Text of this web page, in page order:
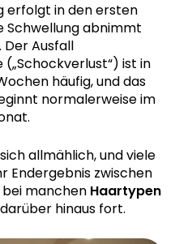
erfolgt in den ersten
Schwellung abnimmt
Der Ausfall
ist in
häufig, und das
normalerweise im
allmählich, und viele
Endergebnis zwischen
bei manchen Haartypen
hinaus fort.